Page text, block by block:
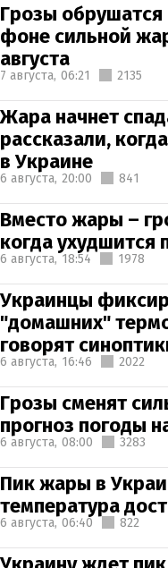
Грозы обрушатся
фоне сильной
августа
7 августа, 06:21 2135
Жара начнет
рассказали,
в Украине
6 августа, 20:00 841
Вместо жары –
когда ухудшится
6 августа, 18:54 1978
Украинцы
"домашних"
говорят
6 августа, 16:46 2022
Грозы сменят
прогноз погоды
6 августа, 08:00 3283
Пик жары в
температура
6 августа, 06:40 822